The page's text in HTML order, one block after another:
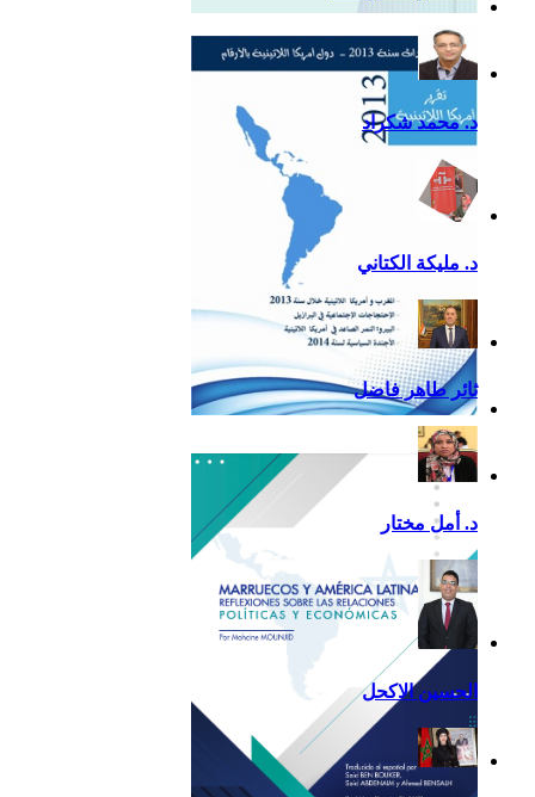
التقرير السياسي لأمريكا
اللاتينية للعام 2020
تقرير أمريكا اللاتينية لسنة
2013
د. محمد شكراد
د. مليكة الكتاني
ثائر طاهر فاضل
د. أمل مختار
الحسين الاكحل